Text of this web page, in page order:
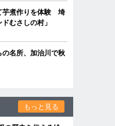
芋煮作りを体験 埼
むさしの村」
名所、加治川で秋
もっと見る